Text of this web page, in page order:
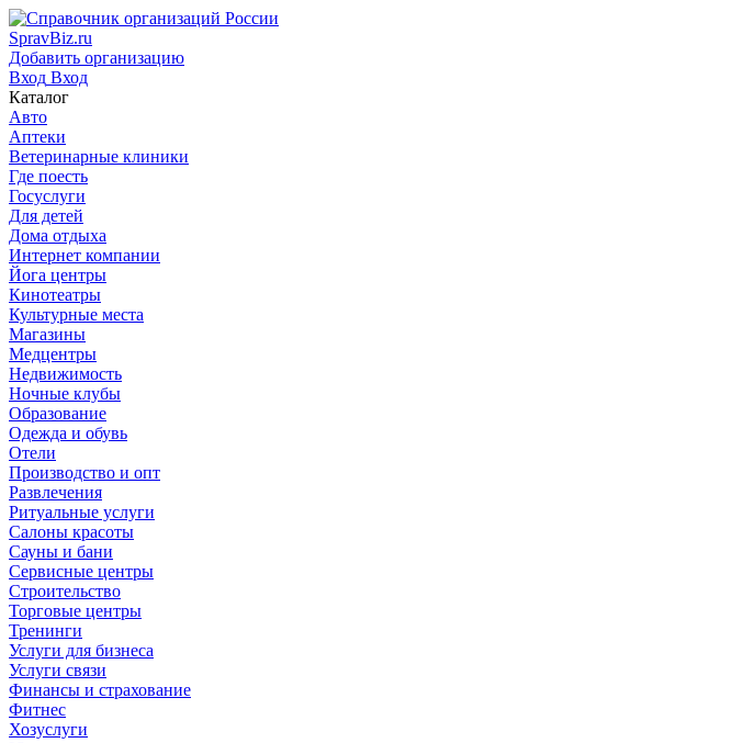
SpravBiz.ru
Добавить организацию
Вход Вход
Каталог
Авто
Аптеки
Ветеринарные клиники
Где поесть
Госуслуги
Для детей
Дома отдыха
Интернет компании
Йога центры
Кинотеатры
Культурные места
Магазины
Медцентры
Недвижимость
Ночные клубы
Образование
Одежда и обувь
Отели
Производство и опт
Развлечения
Ритуальные услуги
Салоны красоты
Сауны и бани
Сервисные центры
Строительство
Торговые центры
Тренинги
Услуги для бизнеса
Услуги связи
Финансы и страхование
Фитнес
Хозуслуги